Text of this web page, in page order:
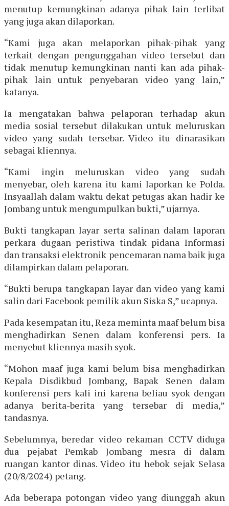
menutup kemungkinan adanya pihak lain terlibat
yang juga akan dilaporkan.
“Kami juga akan melaporkan pihak-pihak yang
terkait dengan pengunggahan video tersebut dan
tidak menutup kemungkinan nanti kan ada pihak-
pihak lain untuk penyebaran video yang lain,”
katanya.
Ia mengatakan bahwa pelaporan terhadap akun
media sosial tersebut dilakukan untuk meluruskan
video yang sudah tersebar. Video itu dinarasikan
sebagai kliennya.
“Kami ingin meluruskan video yang sudah
menyebar, oleh karena itu kami laporkan ke Polda.
Insyaallah dalam waktu dekat petugas akan hadir ke
Jombang untuk mengumpulkan bukti,” ujarnya.
Bukti tangkapan layar serta salinan dalam laporan
perkara dugaan peristiwa tindak pidana Informasi
dan transaksi elektronik pencemaran nama baik juga
dilampirkan dalam pelaporan.
“Bukti berupa tangkapan layar dan video yang kami
salin dari Facebook pemilik akun Siska S,” ucapnya.
Pada kesempatan itu, Reza meminta maaf belum bisa
menghadirkan Senen dalam konferensi pers. Ia
menyebut kliennya masih syok.
“Mohon maaf juga kami belum bisa menghadirkan
Kepala Disdikbud Jombang, Bapak Senen dalam
konferensi pers kali ini karena beliau syok dengan
adanya berita-berita yang tersebar di media,”
tandasnya.
Sebelumnya, beredar video rekaman CCTV diduga
dua pejabat Pemkab Jombang mesra di dalam
ruangan kantor dinas. Video itu hebok sejak Selasa
(20/8/2024) petang.
Ada beberapa potongan video yang diunggah akun